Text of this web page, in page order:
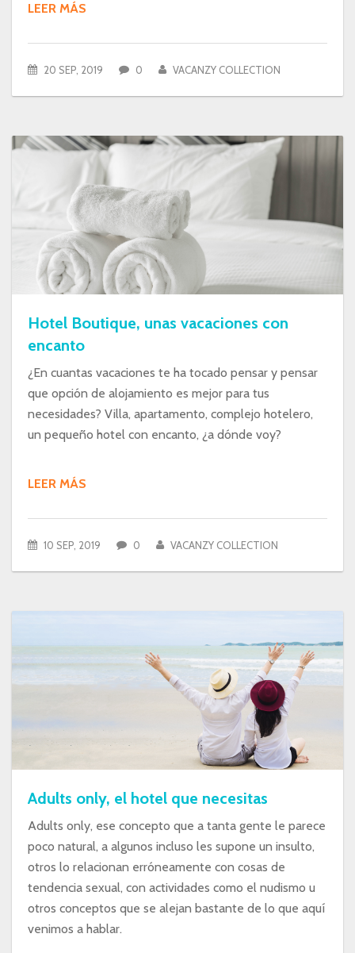
LEER MÁS
20 SEP, 2019 0 VACANZY COLLECTION
Hotel Boutique, unas vacaciones con
encanto
¿En cuantas vacaciones te ha tocado pensar y pensar
que opción de alojamiento es mejor para tus
necesidades? Villa, apartamento, complejo hotelero,
un pequeño hotel con encanto, ¿a dónde voy?
LEER MÁS
10 SEP, 2019 0 VACANZY COLLECTION
Adults only, el hotel que necesitas
Adults only, ese concepto que a tanta gente le parece
poco natural, a algunos incluso les supone un insulto,
otros lo relacionan erróneamente con cosas de
tendencia sexual, con actividades como el nudismo u
otros conceptos que se alejan bastante de lo que aquí
venimos a hablar.